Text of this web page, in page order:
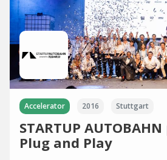
Accelerator 2016 Stuttgart
STARTUP
Plug and Play